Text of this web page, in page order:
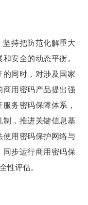
持把防范化解重大
安全的动态平衡。
同时，对涉及国家
用密码产品提出强
务密码保障体系，
，推进关键信息基
使用密码保护网络与
步运行商用密码保
性评估。